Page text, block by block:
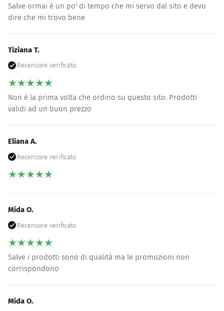
Salve ormai è un po' di tempo che mi servo dal sito e devo
dire che mi trovo bene
Tiziana T.
Recensore verificato
★★★★★
Non è la prima volta che ordino su questo sito. Prodotti
validi ad un buon prezzo
Eliana A.
Recensore verificato
★★★★★
Mida O.
Recensore verificato
★★★★★
Salve i prodotti sono di qualità ma le promozioni non
corrispondono
Mida O.